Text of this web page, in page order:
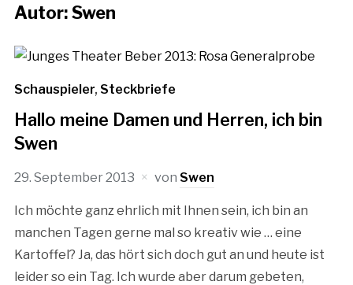
Autor:Swen
Schauspieler, Steckbriefe
Hallo meine Damen und Herren, ich bin
Swen
29. September 2013 von Swen
Ich möchte ganz ehrlich mit Ihnen sein, ich bin an
manchen Tagen gerne mal so kreativ wie … eine
Kartoffel? Ja, das hört sich doch gut an und heute ist
leider so ein Tag. Ich wurde aber darum gebeten,